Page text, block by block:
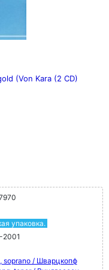
(Von Kara (2 CD)
упаковка.
soprano / Шварцкопф